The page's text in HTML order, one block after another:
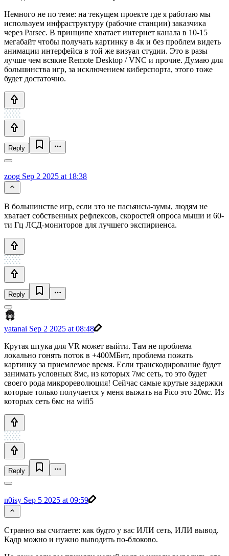
Немного не по теме: на текущем проекте где я работаю мы
используем инфраструктуру (рабочие станции) заказчика
через Parsec. В принципе хватает интернет канала в 10-15
мегабайт чтобы получать картинку в 4к и без проблем видеть
анимации интерфейса в той же визуал студии. Это в разы
лучше чем всякие Remote Desktop / VNC и прочие. Думаю для
большинства игр, за исключением киберспорта, этого тоже
будет достаточно.
Reply
zoog Sep 2 2025 at 18:38
В большинстве игр, если это не пасьянсы-зумы, людям не
хватает собственных рефлексов, скоростей опроса мыши и 60-
ти Гц ЛСД-мониторов для лучшего экспириенса.
Reply
yatanai Sep 2 2025 at 08:48
Крутая штука для VR может выйти. Там не проблема
локально гонять поток в +400МБит, проблема пожать
картинку за приемлемое время. Если транскодирование будет
занимать условных 8мс, из которых 7мс сеть, то это будет
своего рода микрореволюция! Сейчас самые крутые задержки
которые только получается у меня выжать на Pico это 20мс. Из
которых сеть 6мс на wifi5
Reply
n0isy Sep 5 2025 at 09:59
Странно вы считаете: как будто у вас ИЛИ сеть, ИЛИ вывод.
Кадр можно и нужно выводить по-блоково.